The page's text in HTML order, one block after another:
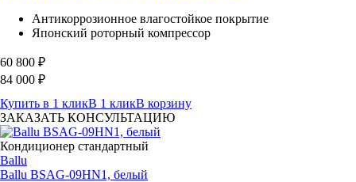
Антикоррозионное влагостойкое покрытие
Японский роторный компрессор
60 800 ₽
84 000 ₽
Купить в 1 кликВ 1 кликВ корзину
ЗАКАЗАТЬ КОНСУЛЬТАЦИЮ
Кондиционер стандартный
Ballu
Ballu BSAG-09HN1, белый